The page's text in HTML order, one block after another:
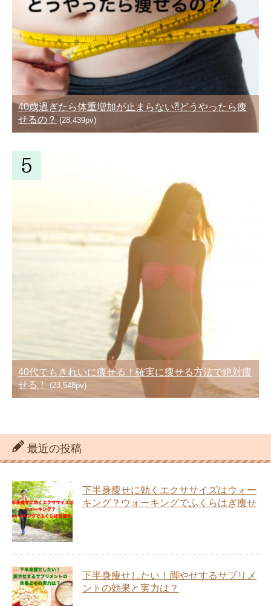
40歳過ぎたら体重増加が止まらない⁈どうやったら痩
せるの？ (28,439pv)
40代でもきれいに痩せる！確実に痩せる方法で絶対痩
せる！
(23,548pv)
最近の投稿
下半身痩せに効くエクササイズはウォー
キング？ウォーキングでふくらはぎ痩せ
下半身痩せしたい！脚やせするサプリメ
ントの効果と実力は？